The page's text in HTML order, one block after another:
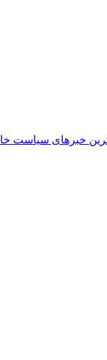
خبرهای سیاست